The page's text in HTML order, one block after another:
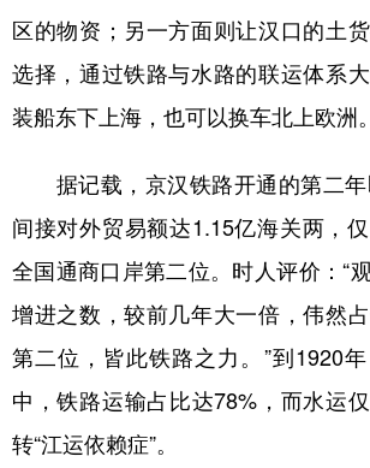
区的物资；另一方面则让汉口的土
选择，通过铁路与水路的联运体系
装船东下上海，也可以换车北上欧洲。
据记载，京汉铁路开通的第二年
间接对外贸易额达1.15亿海关两，
全国通商口岸第二位。时人评价：“
增进之数，较前几年大一倍，伟然
第二位，皆此铁路之力。”到1920
中，铁路运输占比达78%，而水运
转“江运依赖症”。